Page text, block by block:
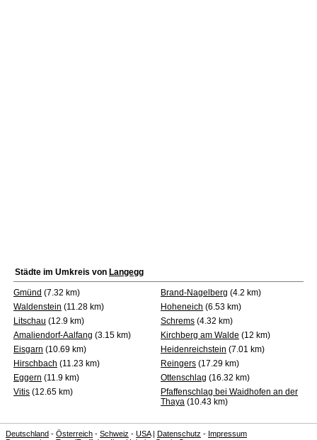
Städte im Umkreis von Langegg
Gmünd (7.32 km) Brand-Nagelberg (4.2 km)
Waldenstein (11.28 km) Hoheneich (6.53 km)
Litschau (12.9 km) Schrems (4.32 km)
Amaliendorf-Aalfang (3.15 km) Kirchberg am Walde (12 km)
Eisgarn (10.69 km) Heidenreichstein (7.01 km)
Hirschbach (11.23 km) Reingers (17.29 km)
Eggern (11.9 km) Ottenschlag (16.32 km)
Vitis (12.65 km)
Pfaffenschlag bei Waidhofen an der
Thaya (10.43 km)
Deutschland - Österreich - Schweiz - USA| Datenschutz - Impressum